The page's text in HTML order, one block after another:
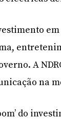
A
na
do